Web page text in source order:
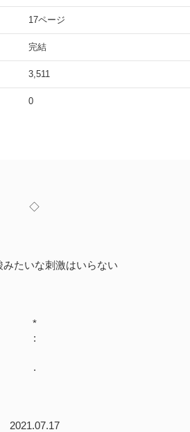
17ページ
完結
3,511
0
◇
みたいな刺激はいらない
*
:
.
2021.07.17